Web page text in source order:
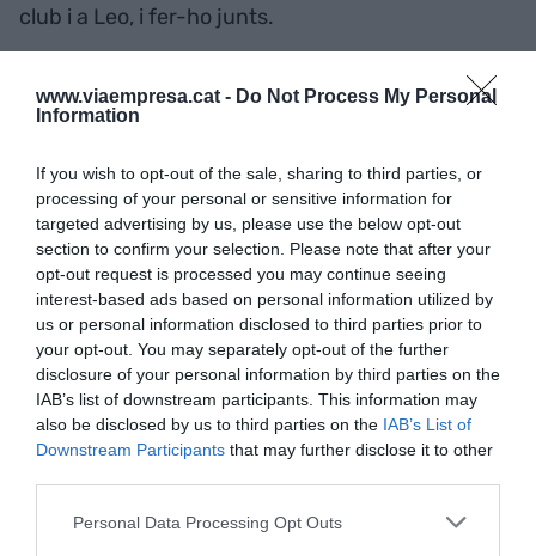
www.viaempresa.cat - Do Not Process My Personal
Information
If you wish to opt-out of the sale, sharing to third parties, or
processing of your personal or sensitive information for
targeted advertising by us, please use the below opt-out
section to confirm your selection. Please note that after your
opt-out request is processed you may continue seeing
interest-based ads based on personal information utilized by
us or personal information disclosed to third parties prior to
your opt-out. You may separately opt-out of the further
disclosure of your personal information by third parties on the
IAB’s list of downstream participants. This information may
also be disclosed by us to third parties on the IAB’s List of
Downstream Participants that may further disclose it to other
Personal Data Processing Opt Outs
club i a Leo, i fer-ho junts.
El reclam i l’excel·lència esportiva, apostar
de tota una generació de futbolistes “nascuts” a
la Masia que van canviar el món, ens van fer
eterns. Nosaltres havíem de saber reconduir-ho
perquè ells ens tutelessin i donessin pas a la nova
generació.
Marca Barça, marca Leo Messi. Aquesta
associació era estratègica per assolir nivells de
facturació històrics a nivell de BLM. La creació de
i el millor jugador de la història, era imbatible. Els